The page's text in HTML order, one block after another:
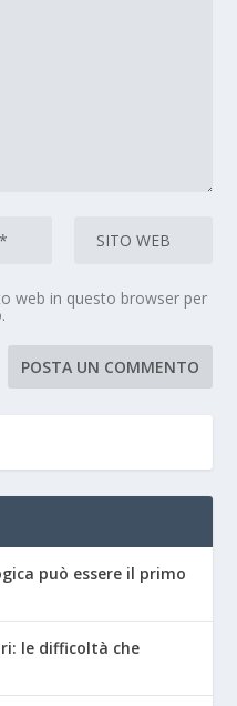
web in questo browser per
può essere il primo
le difficoltà che